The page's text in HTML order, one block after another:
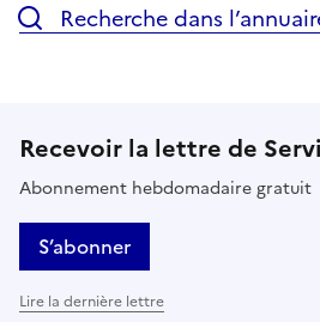
Recherche dans
Recevoir la lettre de
Abonnement hebdomadaire gratuit
S’abonner
Lire la dernière lettre